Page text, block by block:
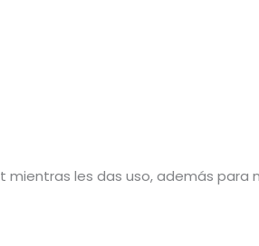
les das uso, además para